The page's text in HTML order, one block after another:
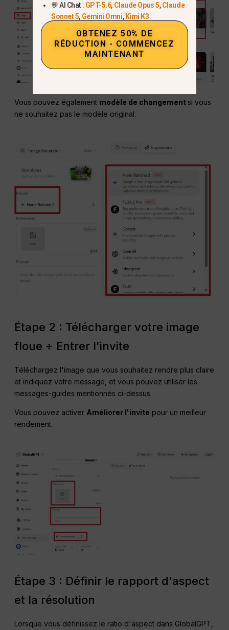
Vous pouvez également modèle de changement si vous
ne souhaitez pas le modèle original.
Étape 2 : Télécharger votre image
floue + Entrer l'invite
Téléchargez l'image que vous souhaitez rendre plus claire
et indiquez votre message, et vous pouvez utiliser les
messages-guides mentionnés ci-dessus.
Vous pouvez activer Améliorer l'invite pour un meilleur
rendement.
Étape 3 : Définir le rapport d'aspect
et la résolution
Lorsque vous définissez le ratio d'aspect dans GlobalGPT,
💬 AI Chat : GPT-5.6, Claude Opus 5,Claude
Sonnet 5, Gemini Omni, Kimi K3
OBTENEZ 50% DE
RÉDUCTION - COMMENCEZ
MAINTENANT